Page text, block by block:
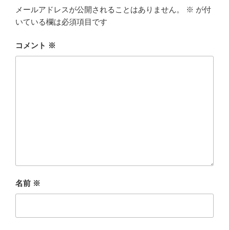
メールアドレスが公開されることはありません。 ※ が付
いている欄は必須項目です
コメント ※
名前 ※